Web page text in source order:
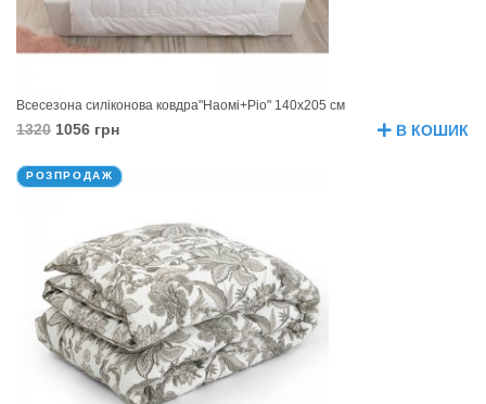
Всесезона силіконова ковдра"Наомі+Ріо" 140х205 см
1320 1056 грн В КОШИК
РОЗПРОДАЖ